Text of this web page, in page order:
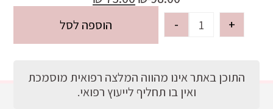
- + הוספה לסל
התוכן באתר אינו מהווה המלצה רפואית מוסמכת
ואין בו תחליף לייעוץ רפואי.